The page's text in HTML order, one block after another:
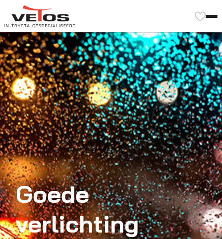
Goede
verlichting